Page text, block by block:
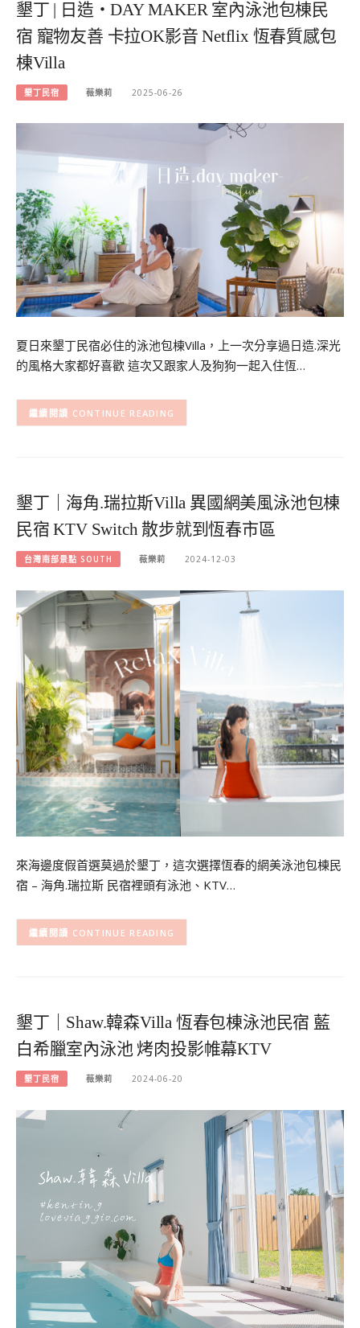
墾丁 | 日造・DAY MAKER 室內泳池包棟民
宿 寵物友善 卡拉OK影音 Netflix 恆春質感包
棟Villa
墾丁民宿 薇樂莉 2025-06-26
夏日來墾丁民宿必住的泳池包棟Villa，上一次分享過日造.深光
的風格大家都好喜歡 這次又跟家人及狗狗一起入住恆…
CONTINUE READING
墾丁｜海角.瑞拉斯Villa 異國網美風泳池包棟
民宿 KTV Switch 散步就到恆春市區
台灣南部景點 SOUTH 薇樂莉 2024-12-03
來海邊度假首選莫過於墾丁，這次選擇恆春的網美泳池包棟民
宿 – 海角.瑞拉斯 民宿裡頭有泳池、KTV…
CONTINUE READING
墾丁｜Shaw.韓森Villa 恆春包棟泳池民宿 藍
白希臘室內泳池 烤肉投影帷幕KTV
墾丁民宿 薇樂莉 2024-06-20